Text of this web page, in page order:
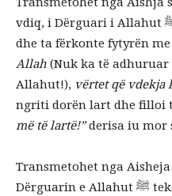
vdiq, i Dërguari i Allahut ﷺ filloi ta fuste dorën në ujë
dhe ta fërkonte fytyrën
Allah (Nuk ka të adhuruar
Allahut!), vërtet që vdekja
ngriti dorën lart dhe filloi
më të lartë!”derisa iu mor
Transmetohet nga Aisheja
Dërguarin e Allahut ﷺ teksa po vdiste. Pranë tij ishte